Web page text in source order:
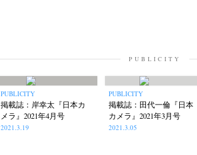
PUBLICITY
PUBLICITY
掲載誌：岸幸太『日本カ
メラ』2021年4月号
2021.3.19
PUBLICITY
掲載誌：田代一倫『日本
カメラ』2021年3月号
2021.3.05